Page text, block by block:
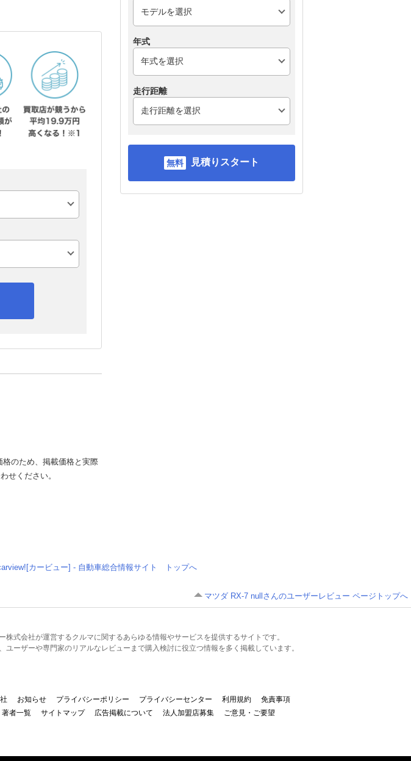
のため、掲載価格と実際
せください。
年式
走行距離
見積りスタート
カービュー] - 自動車総合情報サイト トップへ
マツダ RX-7 nullさんのユーザーレビュー ページトップへ
株式会社が運営するクルマに関するあらゆる情報やサービスを提供するサイトです。
ユーザーや専門家のリアルなレビューまで購入検討に役立つ情報を多く掲載しています。
お知らせ プライバシーポリシー プライバシーセンター 利用規約
免責事項
著者一覧 サイトマップ 広告掲載について 法人加盟店募集
ご意見・ご要望